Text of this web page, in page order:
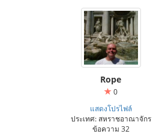
Rope
0
แสดงโปรไฟล์
ประเทศ: สหราชอาณาจักร
ข้อความ 32